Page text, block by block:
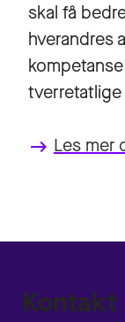
skal få
hverandres
keyboard_backspace Les mer
Kontakt